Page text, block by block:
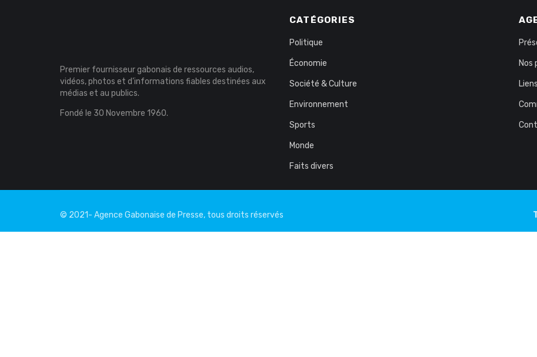
Premier fournisseur gabonais de ressources audios,
vidéos, photos et d’informations fiables destinées aux
médias et au publics.
Fondé le 30 Novembre 1960.
CATÉGORIES
Politique
Économie
Société & Culture
Environnement
Sports
Monde
Faits divers
Nos
© 2021- Agence Gabonaise de Presse, tous droits réservés